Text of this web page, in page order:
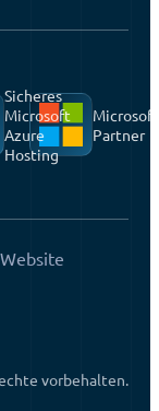
Sicheres
Microsoft
Azure
Hosting
Partner
vorbehalten.